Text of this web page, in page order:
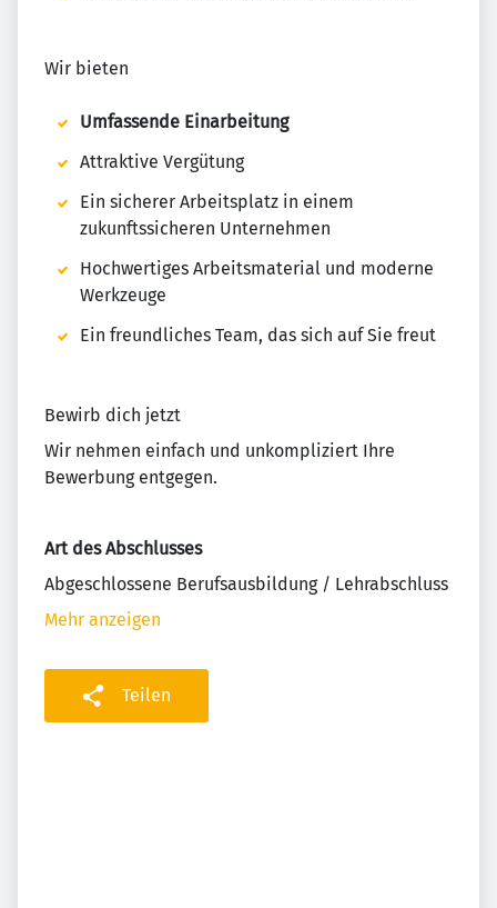
Wir bieten
Umfassende Einarbeitung
Attraktive Vergütung
Ein sicherer Arbeitsplatz in einem
zukunftssicheren Unternehmen
Hochwertiges Arbeitsmaterial und moderne
Werkzeuge
Ein freundliches Team, das sich auf Sie freut
Bewirb dich jetzt
Wir nehmen einfach und unkompliziert Ihre
Bewerbung entgegen.
Art des Abschlusses
Abgeschlossene Berufsausbildung / Lehrabschluss
Mehr anzeigen
Teilen